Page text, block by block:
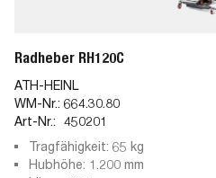
Radheber RH120C
ATH-HEINL
WM-Nr.: 664.30.80
Art-Nr.: 450201
Tragfähigkeit: 65 kg
Hubhöhe: 1.200 mm